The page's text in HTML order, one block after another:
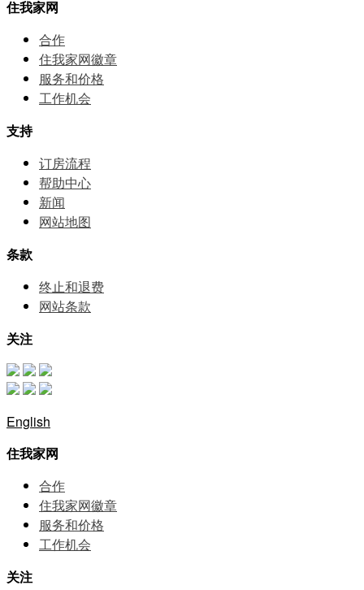
住我家网
合作
住我家网徽章
服务和价格
⼯作机会
支持
订房流程
帮助中⼼
新闻
网站地图
条款
终止和退费
网站条款
关注
English
住我家网
合作
住我家网徽章
服务和价格
⼯作机会
关注